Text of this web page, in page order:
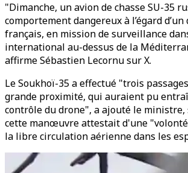
"Dimanche, un avion de chasse SU-35
comportement dangereux à l’égard
français, en mission de surveillance
international au-dessus de la
affirme Sébastien Lecornu sur X.
Le Soukhoï-35 a effectué "trois
grande proximité, qui auraient pu
contrôle du drone", a ajouté le
cette manœuvre attestait d'une
la libre circulation aérienne dans les